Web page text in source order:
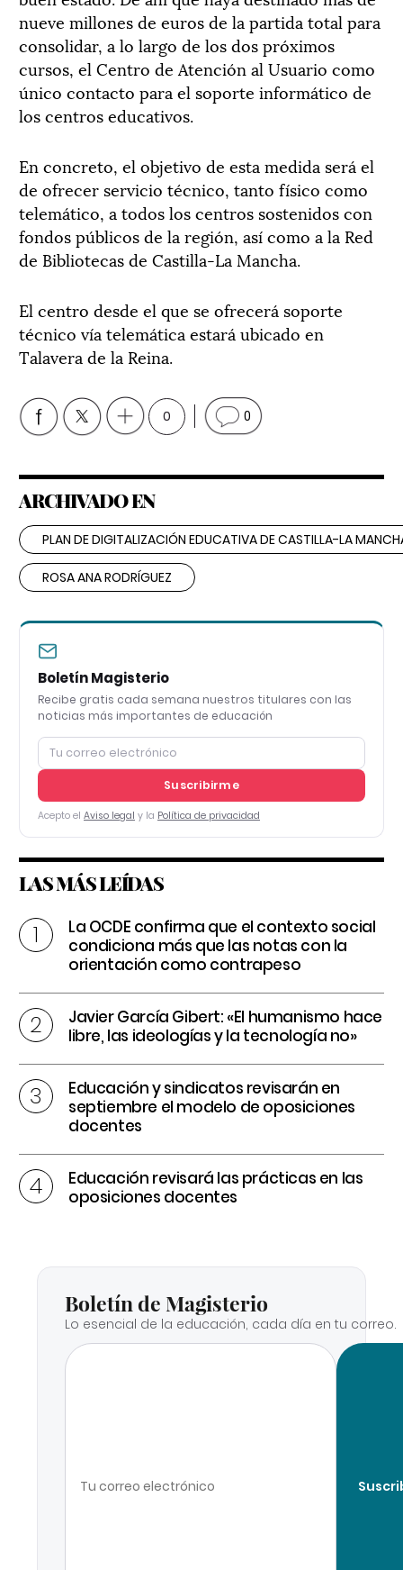
nueve millones de euros de la partida total para
consolidar, a lo largo de los dos próximos
cursos, el Centro de Atención al Usuario como
único contacto para el soporte informático de
los centros educativos.
En concreto, el objetivo de esta medida será el
de ofrecer servicio técnico, tanto físico como
telemático, a todos los centros sostenidos con
fondos públicos de la región, así como a la Red
de Bibliotecas de Castilla-La Mancha.
El centro desde el que se ofrecerá soporte
técnico vía telemática estará ubicado en
Talavera de la Reina.
0 0
ARCHIVADO EN
PLAN DE DIGITALIZACIÓN EDUCATIVA DE CASTILLA-LA
ROSA ANA RODRÍGUEZ
Boletín Magisterio
Recibe gratis cada semana nuestros titulares con las
noticias más importantes de educación
Suscribirme
Acepto el Aviso legal y la Política de privacidad
LAS MÁS LEÍDAS
La OCDE confirma que el contexto social
condiciona más que las notas con la
orientación como contrapeso
Javier García Gibert: «El humanismo hace
libre, las ideologías y la tecnología no»
Educación y sindicatos revisarán en
septiembre el modelo de oposiciones
docentes
Educación revisará las prácticas en las
oposiciones docentes
Boletín de Magisterio
Lo esencial de la educación, cada día en tu correo.